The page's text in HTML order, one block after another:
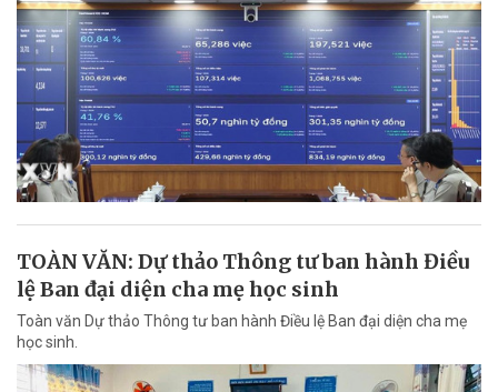
TOÀN VĂN: Dự thảo Thông tư ban hành Điều
lệ Ban đại diện cha mẹ học sinh
Toàn văn Dự thảo Thông tư ban hành Điều lệ Ban đại diện cha mẹ
học sinh.